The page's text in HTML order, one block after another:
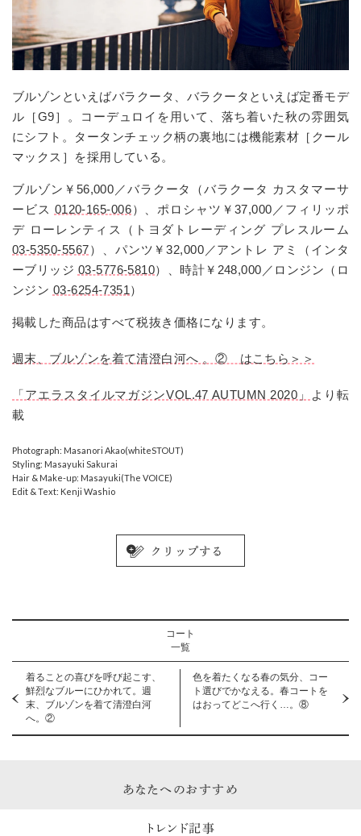
ブルゾンといえばバラクータ、バラクータといえば定番モデ
ル［G9］。コーデュロイを用いて、落ち着いた秋の雰囲気
にシフト。タータンチェック柄の裏地には機能素材［クール
マックス］を採用している。
ブルゾン￥56,000／バラクータ（バラクータ カスタマーサ
ービス 0120-165-006）、ポロシャツ￥37,000／フィリッポ
デ ローレンティス（トヨダトレーディング プレスルーム
03-5350-5567）、パンツ￥32,000／アントレ アミ（インタ
ーブリッジ 03-5776-5810）、時計￥248,000／ロンジン（ロ
ンジン 03-6254-7351）
掲載した商品はすべて税抜き価格になります。
週末、ブルゾンを着て清澄白河へ 。② はこちら＞＞
「アエラスタイルマガジンVOL.47 AUTUMN 2020」
より転
載
Photograph: Masanori Akao(whiteSTOUT)
Styling: Masayuki Sakurai
Hair & Make-up: Masayuki(The VOICE)
Edit & Text: Kenji Washio
コート
一覧
着ることの喜びを呼び起こす、
鮮烈なブルーにひかれて。週
末、ブルゾンを着て清澄白河
へ。②
色を着たくなる春の気分、コー
ト選びでかなえる。春コートを
はおってどこへ行く…。⑧
あなたへのおすすめ
トレンド記事